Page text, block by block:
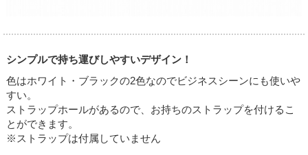
シンプルで持ち運びしやすいデザイン！
色はホワイト・ブラックの2色なのでビジネスシーンにも使いや
すい。
ストラップホールがあるので、お持ちのストラップを付けるこ
とができます。
※ストラップは付属していません